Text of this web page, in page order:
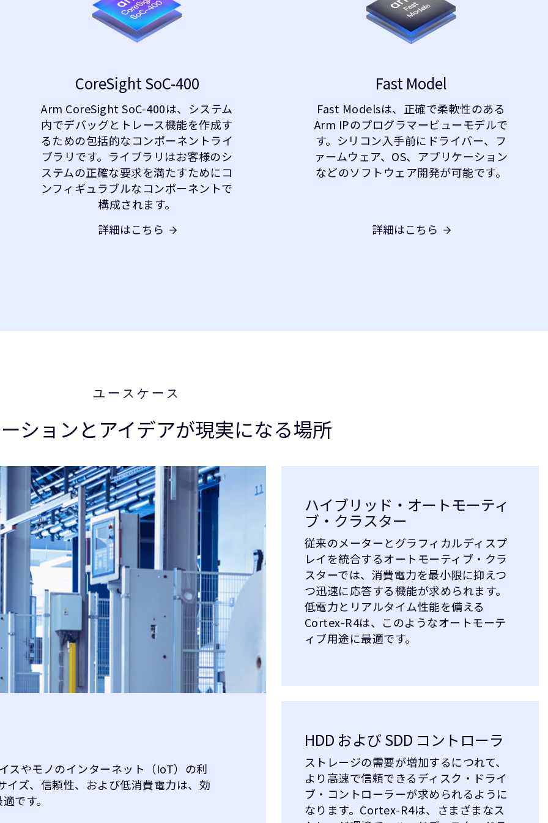
CoreSight SoC-400
Arm CoreSight SoC-400は、システム
内でデバッグとトレース機能を作成す
るための包括的なコンポーネントライ
ブラリです。ライブラリはお客様のシ
ステムの正確な要求を満たすためにコ
ンフィギュラブルなコンポーネントで
構成されます。
詳細はこちら
Fast Model
Fast Modelsは、正確で柔軟性のある
Arm IPのプログラマービューモデルで
す。シリコン入手前にドライバー、フ
ァームウェア、OS、アプリケーション
などのソフトウェア開発が可能です。
詳細はこちら
ユースケース
ションとアイデアが現実になる場所
スやモノのインターネット（IoT）の利
ズ、信頼性、および低消費電力は、効
です。
ハイブリッド・オートモーティ
ブ・クラスター
従来のメーターとグラフィカルディスプ
レイを統合するオートモーティブ・クラ
スターでは、消費電力を最小限に抑えつ
つ迅速に応答する機能が求められます。
低電力とリアルタイム性能を備える
Cortex-R4は、このようなオートモーテ
ィブ用途に最適です。
HDD および SDD コントローラ
ストレージの需要が増加するにつれて、
より高速で信頼できるディスク・ドライ
ブ・コントローラーが求められるように
なります。Cortex-R4は、さまざまなス